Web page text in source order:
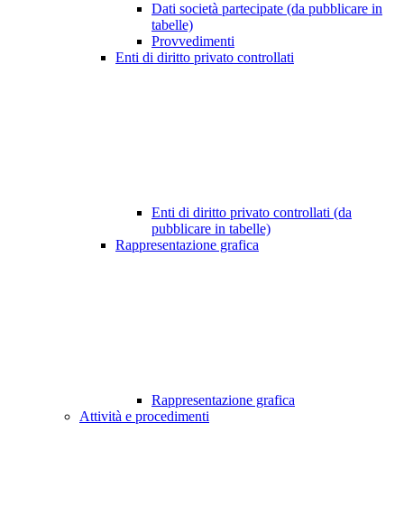
Dati società partecipate (da pubblicare in
tabelle)
Provvedimenti
Enti di diritto privato controllati
Enti di diritto privato controllati (da
pubblicare in tabelle)
Rappresentazione grafica
Rappresentazione grafica
Attività e procedimenti